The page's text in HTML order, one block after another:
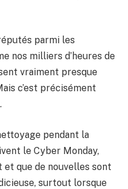
parmi les
nos milliers d’heures de
vraiment presque
c’est précisément
pendant la
le Cyber ​​Monday,
que de nouvelles sont
surtout lorsque